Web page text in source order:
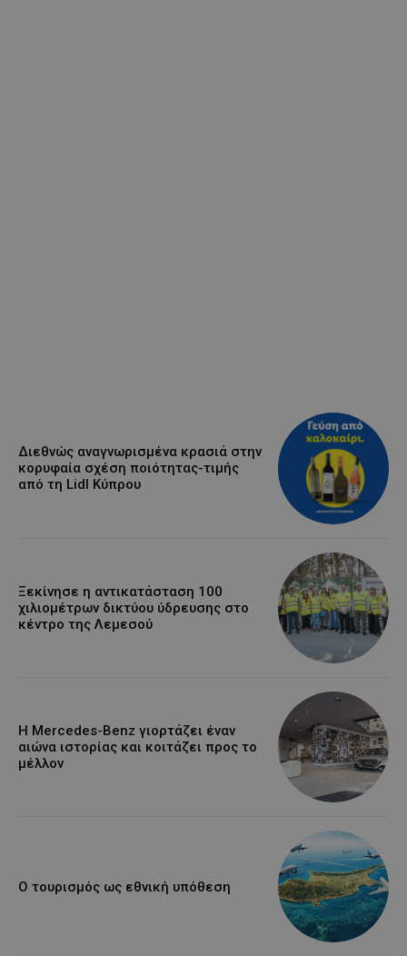
Διεθνώς αναγνωρισμένα κρασιά στην
κορυφαία σχέση ποιότητας-τιμής
από τη Lidl Κύπρου
Ξεκίνησε η αντικατάσταση 100
χιλιομέτρων δικτύου ύδρευσης στο
κέντρο της Λεμεσού
Η Mercedes-Benz γιορτάζει έναν
αιώνα ιστορίας και κοιτάζει προς το
μέλλον
Ο τουρισμός ως εθνική υπόθεση